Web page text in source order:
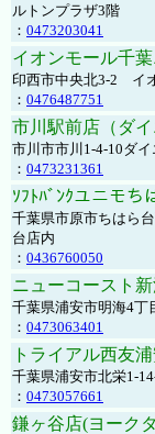
ルトンプラザ3階
： 0473203041
イオンモール千
印西市中央北3-2 イ
： 0476487751
市川駅前店（ダイ
市川市市川1-4-10ダ
： 0473231361
ｿﾌﾄﾊﾞﾝｸユニモち
千葉県市原市ちはら
台店内
： 0436760050
ニューコースト
千葉県浦安市明海4丁
： 0473063401
トライアル西友
千葉県浦安市北栄1-
： 0473057661
鎌ヶ谷店(ヨーク